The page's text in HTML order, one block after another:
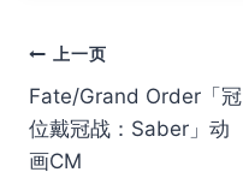
文
章
导
上一页
Fate/Grand Order「冠
位戴冠战：Saber」动
画CM